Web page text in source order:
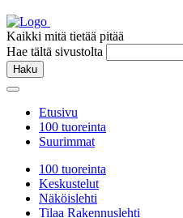
Kaikki mitä tietää pitää
Hae tältä sivustolta
Haku
Etusivu
100 tuoreinta
Suurimmat
100 tuoreinta
Keskustelut
Näköislehti
Tilaa Rakennuslehti